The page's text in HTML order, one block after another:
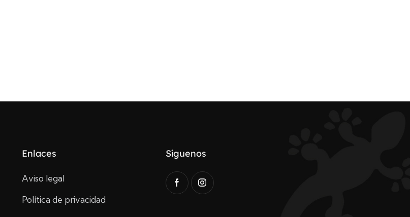
Enlaces
Aviso legal
Política de privacidad
Síguenos